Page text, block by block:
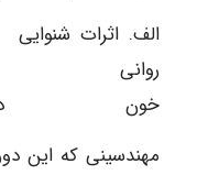
الف.
روانی
خون د. همه
مهندسینی که این